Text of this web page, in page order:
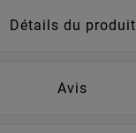
Détails du produit
Avis